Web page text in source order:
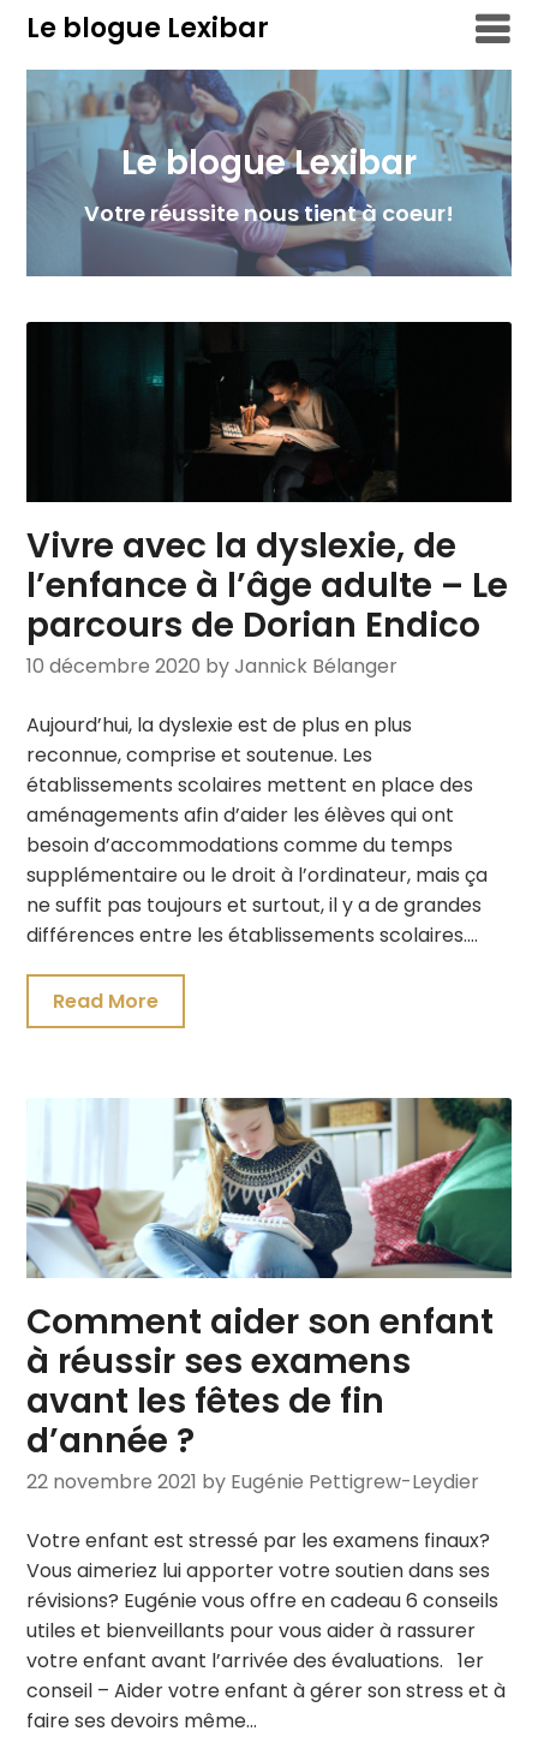
Skip
content
Le blogue Lexibar
Le blogue Lexibar
Votre réussite nous tient à coeur!
Vivre avec la dyslexie, de
l’enfance à l’âge adulte – Le
parcours de Dorian Endico
10 décembre 2020 by Jannick Bélanger
Aujourd’hui, la dyslexie est de plus en plus
reconnue, comprise et soutenue. Les
établissements scolaires mettent en place des
aménagements afin d’aider les élèves qui ont
besoin d’accommodations comme du temps
supplémentaire ou le droit à l’ordinateur, mais ça
ne suffit pas toujours et surtout, il y a de grandes
différences entre les établissements scolaires….
Read More
Comment aider son enfant
à réussir ses examens
avant les fêtes de fin
d’année ?
22 novembre 2021 by Eugénie Pettigrew-Leydier
Votre enfant est stressé par les examens finaux?
Vous aimeriez lui apporter votre soutien dans ses
révisions? Eugénie vous offre en cadeau 6 conseils
utiles et bienveillants pour vous aider à rassurer
votre enfant avant l’arrivée des évaluations. 1er
conseil – Aider votre enfant à gérer son stress et à
faire ses devoirs même…